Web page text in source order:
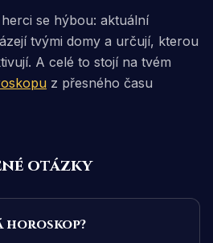
se hýbou: aktuální
tvými domy a určují, kterou
A celé to stojí na tvém
z přesného času
otázky
horoskop?